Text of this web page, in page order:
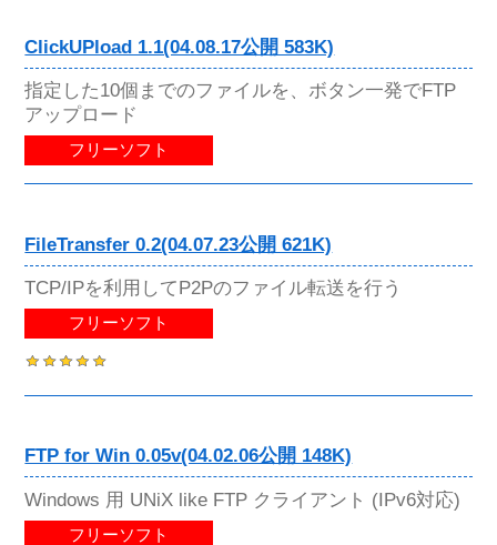
ClickUPload 1.1(04.08.17公開 583K)
指定した10個までのファイルを、ボタン一発でFTP
アップロード
フリーソフト
FileTransfer 0.2(04.07.23公開 621K)
TCP/IPを利用してP2Pのファイル転送を行う
フリーソフト
FTP for Win 0.05v(04.02.06公開 148K)
Windows 用 UNiX like FTP クライアント (IPv6対応)
フリーソフト